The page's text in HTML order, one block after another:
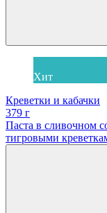
Хит
Креветки и кабачки
379 г
Паста в сливочном
тигровыми